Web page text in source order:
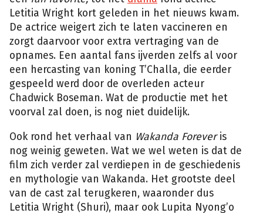
Letitia Wright kort geleden in het nieuws kwam.
De actrice weigert zich te laten vaccineren en
zorgt daarvoor voor extra vertraging van de
opnames. Een aantal fans ijverden zelfs al voor
een hercasting van koning T’Challa, die eerder
gespeeld werd door de overleden acteur
Chadwick Boseman. Wat de productie met het
voorval zal doen, is nog niet duidelijk.
Ook rond het verhaal van Wakanda Foreveris
nog weinig geweten. Wat we wel weten is dat de
film zich verder zal verdiepen in de geschiedenis
en mythologie van Wakanda. Het grootste deel
van de cast zal terugkeren, waaronder dus
Letitia Wright (Shuri), maar ook Lupita Nyong’o